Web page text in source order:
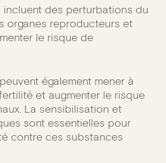
des perturbations du
organes reproducteurs et
le risque de
également mener à
et augmenter le risque
La sensibilisation et
sont essentielles pour
contre ces substances